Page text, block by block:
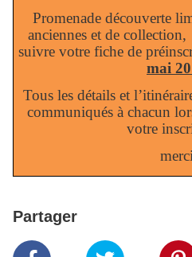
Promenade découverte
anciennes et de collection,
suivre votre fiche de
mai
Tous les détails et
communiqués à chacun
votre
Partager